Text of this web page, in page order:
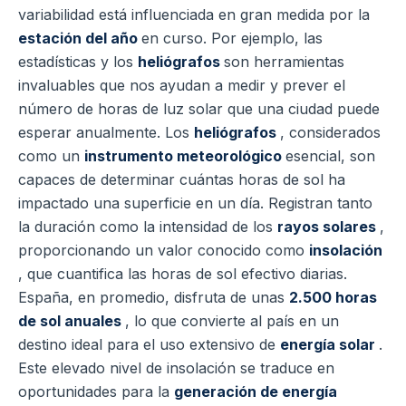
variabilidad está influenciada en gran medida por la
estación del año en curso. Por ejemplo, las
estadísticas y los heliógrafos son herramientas
invaluables que nos ayudan a medir y prever el
número de horas de luz solar que una ciudad puede
esperar anualmente. Los heliógrafos , considerados
como un instrumento meteorológico esencial, son
capaces de determinar cuántas horas de sol ha
impactado una superficie en un día. Registran tanto
la duración como la intensidad de los rayos solares ,
proporcionando un valor conocido como insolación
, que cuantifica las horas de sol efectivo diarias.
España, en promedio, disfruta de unas 2.500 horas
de sol anuales , lo que convierte al país en un
destino ideal para el uso extensivo de energía solar .
Este elevado nivel de insolación se traduce en
oportunidades para la generación de energía